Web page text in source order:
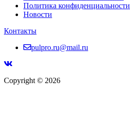
Политика конфиденциальности
Новости
Контакты
pulpro.ru@mail.ru
Copyright © 2026